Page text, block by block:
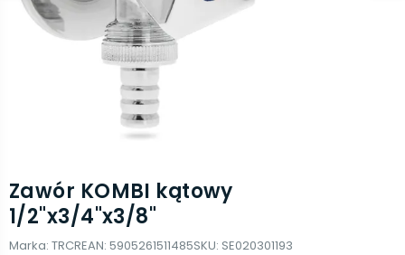
Zawór KOMBI kątowy
1/2"x3/4"x3/8"
Marka: TRCREAN: 5905261511485SKU: SE020301193